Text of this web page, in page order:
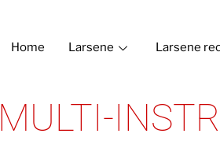
Home Larsene Larsene
MULTI-